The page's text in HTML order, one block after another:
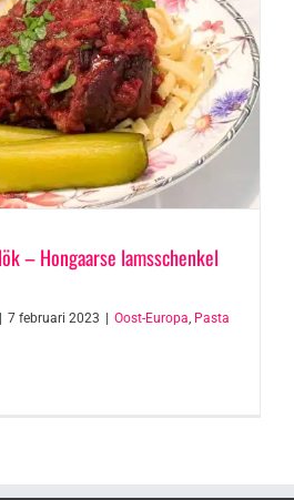
– Hongaarse lamsschenkel
7 februari 2023 Oost-Europa, Pasta